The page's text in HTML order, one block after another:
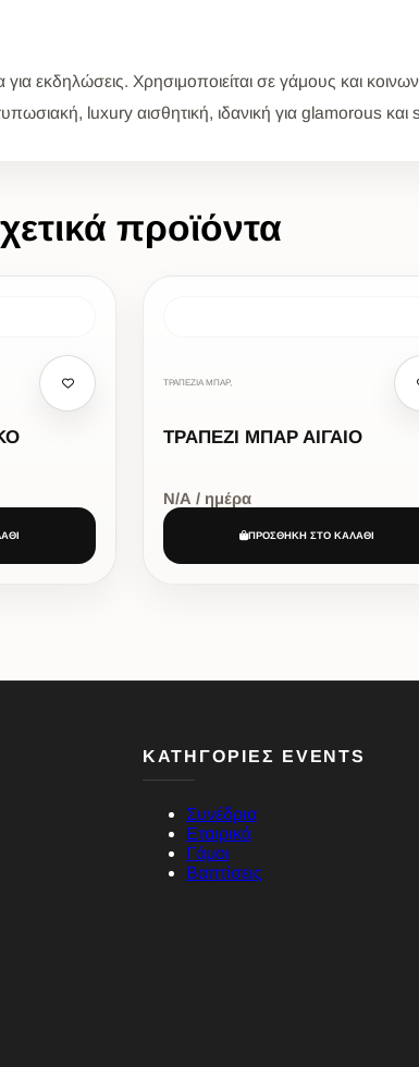
εκδηλώσεις. Χρησιμοποιείται σε γάμους και
luxury αισθητική, ιδανική για glamorous και
προϊόντα
ΤΡΑΠΕΖΙΑ ΜΠΑΡ,
ΤΡΑΠΕΖΙ ΜΠΑΡ ΑΙΓΑΙΟ
Ν/Α / ημέρα
ΠΡΟΣΘΗΚΗ ΣΤΟ ΚΑΛΑΘΙ
ΚΑΤΗΓΟΡΙΕΣ EVENTS
Συνέδρια
Εταιρικά
Γάμοι
Βαπτίσεις